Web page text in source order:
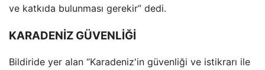
ve katkıda bulunması gerekir” dedi.
KARADENİZ GÜVENLİĞİ
Bildiride yer alan “Karadeniz'in güvenliği ve istikrarı ile